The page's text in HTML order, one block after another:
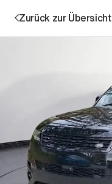
Zurück zur Übersicht